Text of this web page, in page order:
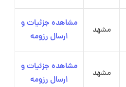
مشهد
مشاهده جزئیات و
ارسال رزومه
مشهد
مشاهده جزئیات و
ارسال رزومه